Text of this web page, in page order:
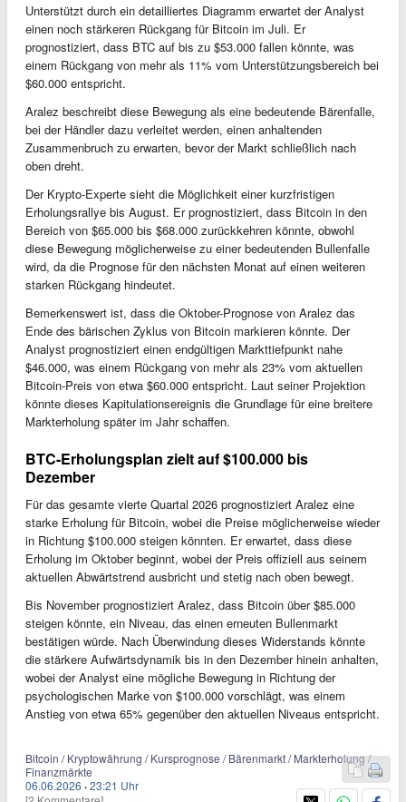
Unterstützt durch ein detailliertes Diagramm erwartet der Analyst
einen noch stärkeren Rückgang für Bitcoin im Juli. Er
prognostiziert, dass BTC auf bis zu $53.000 fallen könnte, was
einem Rückgang von mehr als 11% vom Unterstützungsbereich bei
$60.000 entspricht.
Aralez beschreibt diese Bewegung als eine bedeutende Bärenfalle,
bei der Händler dazu verleitet werden, einen anhaltenden
Zusammenbruch zu erwarten, bevor der Markt schließlich nach
oben dreht.
Der Krypto-Experte sieht die Möglichkeit einer kurzfristigen
Erholungsrallye bis August. Er prognostiziert, dass Bitcoin in den
Bereich von $65.000 bis $68.000 zurückkehren könnte, obwohl
diese Bewegung möglicherweise zu einer bedeutenden Bullenfalle
wird, da die Prognose für den nächsten Monat auf einen weiteren
starken Rückgang hindeutet.
Bemerkenswert ist, dass die Oktober-Prognose von Aralez das
Ende des bärischen Zyklus von Bitcoin markieren könnte. Der
Analyst prognostiziert einen endgültigen Markttiefpunkt nahe
$46.000, was einem Rückgang von mehr als 23% vom aktuellen
Bitcoin-Preis von etwa $60.000 entspricht. Laut seiner Projektion
könnte dieses Kapitulationsereignis die Grundlage für eine breitere
Markterholung später im Jahr schaffen.
BTC-Erholungsplan zielt auf $100.000 bis
Dezember
Für das gesamte vierte Quartal 2026 prognostiziert Aralez eine
starke Erholung für Bitcoin, wobei die Preise möglicherweise wieder
in Richtung $100.000 steigen könnten. Er erwartet, dass diese
Erholung im Oktober beginnt, wobei der Preis offiziell aus seinem
aktuellen Abwärtstrend ausbricht und stetig nach oben bewegt.
Bis November prognostiziert Aralez, dass Bitcoin über $85.000
steigen könnte, ein Niveau, das einen erneuten Bullenmarkt
bestätigen würde. Nach Überwindung dieses Widerstands könnte
die stärkere Aufwärtsdynamik bis in den Dezember hinein anhalten,
wobei der Analyst eine mögliche Bewegung in Richtung der
psychologischen Marke von $100.000 vorschlägt, was einem
Anstieg von etwa 65% gegenüber den aktuellen Niveaus entspricht.
Bitcoin / Kryptowährung / Kursprognose / Bärenmarkt / Markterholung /
Finanzmärkte
06.06.2026 ·23:21 Uhr